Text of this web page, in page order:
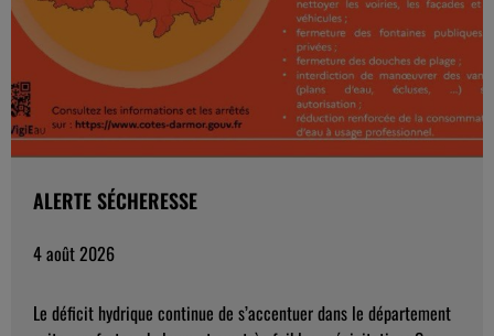
ALERTE SÉCHERESSE
4 août 2026
Le déficit hydrique continue de s’accentuer dans le département